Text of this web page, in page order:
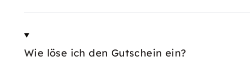
Wie löse ich den Gutschein ein?